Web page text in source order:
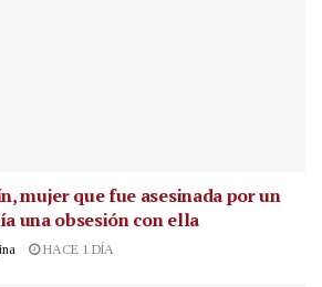
mujer que fue asesinada por un
una obsesión con ella
HACE 1 DÍA